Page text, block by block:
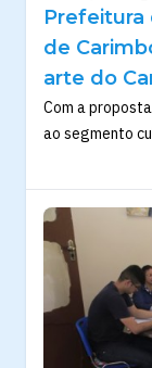
Prefeitura
de
arte do
Com a
ao segmento